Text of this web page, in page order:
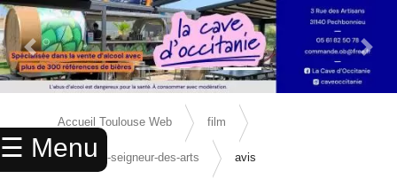
☰ Menu
× ACCUEIL
ANNUAIRE
Previous Slide Next
Accueil Toulouse Web film
raphael-le-seigneur-des-arts avis